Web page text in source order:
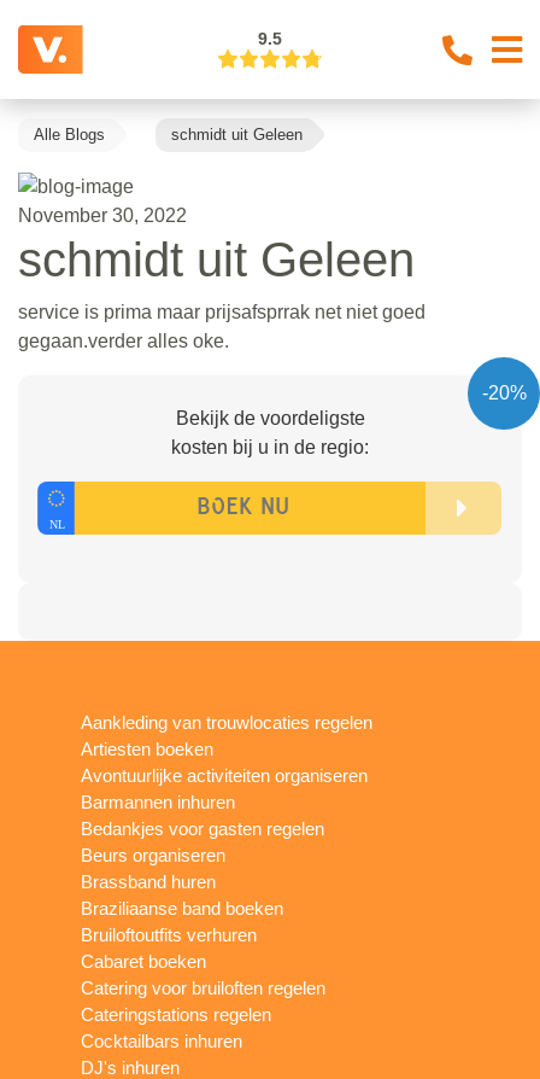
9.5
Alle Blogs schmidt uit Geleen
November 30, 2022
schmidt uit Geleen
service is prima maar prijsafsprrak net niet goed
gegaan.verder alles oke.
-20%
Bekijk de voordeligste
kosten bij u in de regio:
Aankleding van trouwlocaties regelen
Artiesten boeken
Avontuurlijke activiteiten organiseren
Barmannen inhuren
Bedankjes voor gasten regelen
Beurs organiseren
Brassband huren
Braziliaanse band boeken
Bruiloftoutfits verhuren
Cabaret boeken
Catering voor bruiloften regelen
Cateringstations regelen
Cocktailbars inhuren
DJ's inhuren